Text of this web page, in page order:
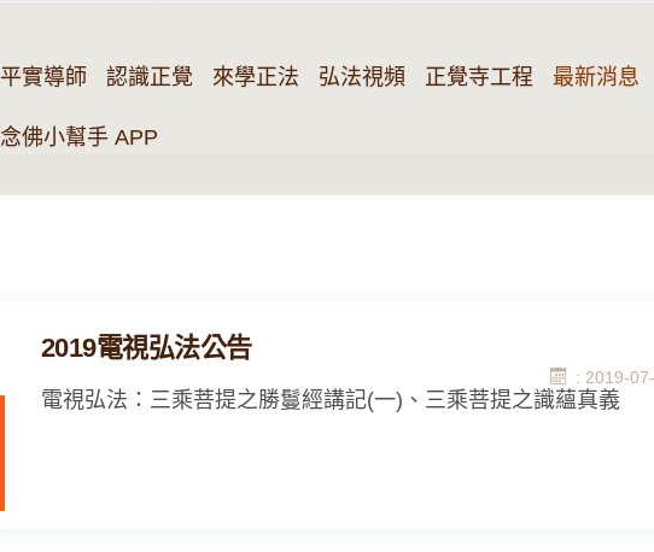
平實導師 認識正覺 來學正法 弘法視頻 正覺寺工程 最新消息
念佛小幫手 APP
2019電視弘法公告
: 2019-
電視弘法：三乘菩提之勝鬘經講記(一)、三乘菩提之識蘊真義